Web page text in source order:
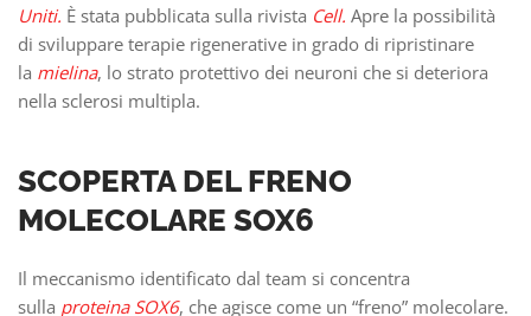
Uniti. È stata pubblicata sulla rivista Cell. Apre la possibilità
di sviluppare terapie rigenerative in grado di ripristinare
la mielina, lo strato protettivo dei neuroni che si deteriora
nella sclerosi multipla.
SCOPERTA DEL FRENO
MOLECOLARE SOX6
Il meccanismo identificato dal team si concentra
sulla proteina SOX6, che agisce come un “freno” molecolare.